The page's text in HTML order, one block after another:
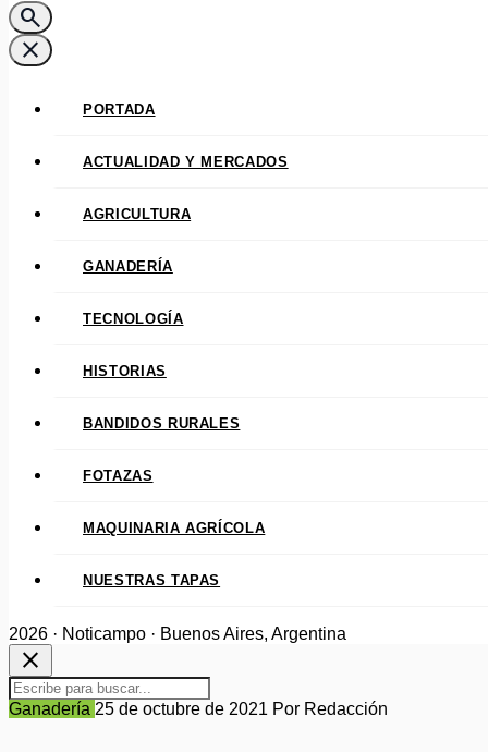
search
close
PORTADA
ACTUALIDAD Y MERCADOS
AGRICULTURA
GANADERÍA
TECNOLOGÍA
HISTORIAS
BANDIDOS RURALES
FOTAZAS
MAQUINARIA AGRÍCOLA
NUESTRAS TAPAS
2026 · Noticampo · Buenos Aires, Argentina
close
Ganadería 25 de octubre de 2021 Por Redacción